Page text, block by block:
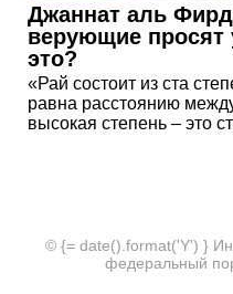
Джаннат аль
верующие просят
это?
«Рай состоит из ста
равна расстоянию
высокая степень – это
© {= date().format('Y') }
федеральный